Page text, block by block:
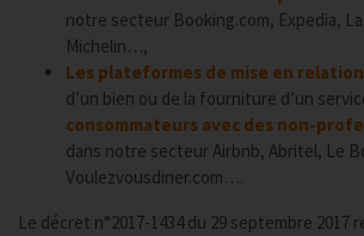
notre secteur Booking.com, Expedia,
Michelin…,
Les plateformes de mise en relation
d’un bien ou de la fourniture d’un
consommateurs avec des non-
dans notre secteur Airbnb, Abritel, Le
Voulezvousdiner.com….
Le décret n°2017-1434 du 29 septembre 2017